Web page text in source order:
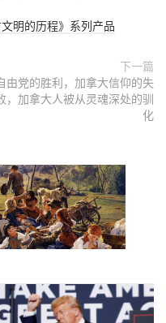
明的历程》系列产品
下一篇
由党的胜利，加拿大信仰的失
，加拿大人被从灵魂深处的驯
化